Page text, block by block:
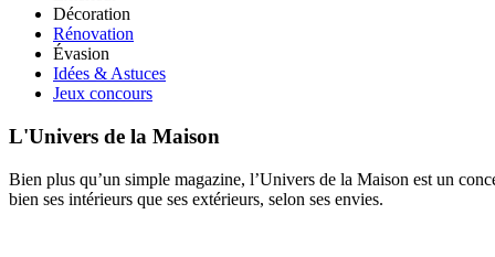
Décoration
Rénovation
Évasion
Idées & Astuces
Jeux concours
L'Univers de la Maison
Bien plus qu’un simple magazine, l’Univers de la Maison est un
bien ses intérieurs que ses extérieurs, selon ses envies.